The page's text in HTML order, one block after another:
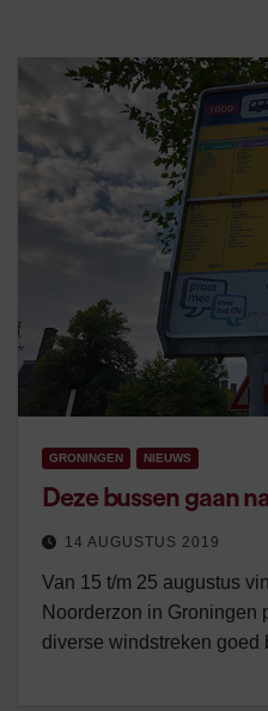
GRONINGEN NIEUWS
Deze bussen gaan
14 AUGUSTUS 2019
Van 15 t/m 25 augustus
Noorderzon in Groningen
diverse windstreken